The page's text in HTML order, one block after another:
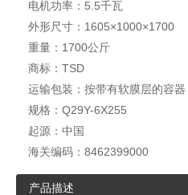
电机功率： 5.5千瓦
外形尺寸： 1605×1000×1700
重量： 1700公斤
商标： TSD
运输包装： 按带有软膜层的容器
规格： Q29Y-6X255
起源： 中国
海关编码： 8462399000
产品描述